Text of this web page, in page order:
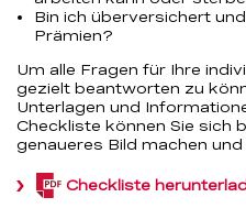
Bin ich überversichert
Prämien?
Um alle Fragen für Ihre
gezielt beantworten zu
Unterlagen und
Checkliste können Sie sich
genaueres Bild machen
Checkliste
(PDF,